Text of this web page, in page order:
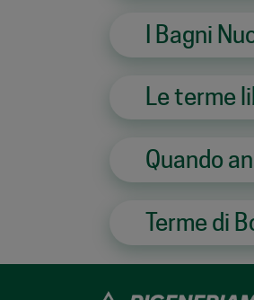
I Bagni
Le terme
Quando
Terme di